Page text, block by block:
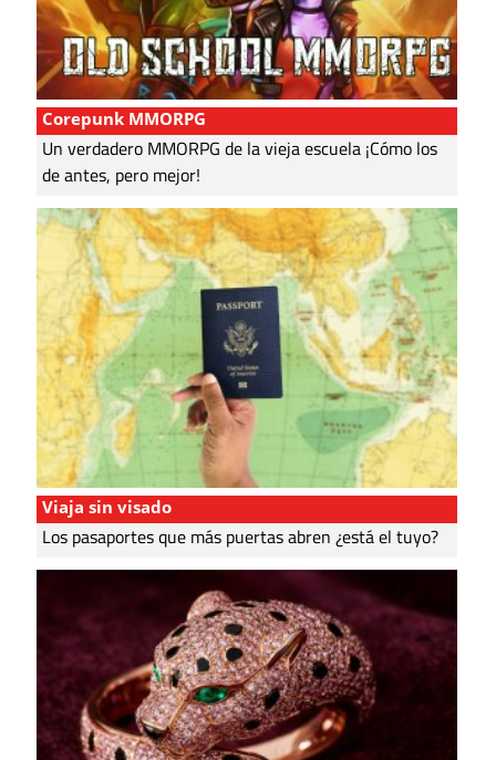
Corepunk MMORPG
Un verdadero MMORPG de la vieja escuela ¡Cómo los
de antes, pero mejor!
Viaja sin visado
Los pasaportes que más puertas abren ¿está el tuyo?